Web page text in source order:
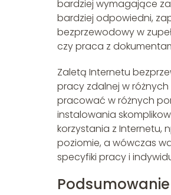
bardziej wymagające
bardziej odpowiedni,
bezprzewodowy w
czy praca z
Zaletą Internetu
pracy zdalnej w
pracować w różnych
instalowania
korzystania z Internetu,
poziomie, a wówczas
specyfiki pracy i
Podsumowanie